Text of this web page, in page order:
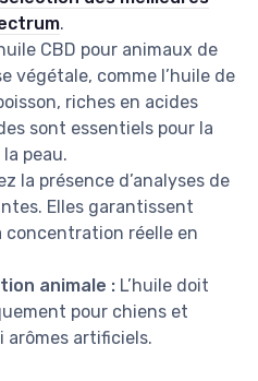
.
CBD pour animaux de
végétale, comme l’huile de
riches en acides
sont essentiels pour la
peau.
la présence d’analyses de
Elles garantissent
concentration réelle en
animale : L’huile doit
pour chiens et
artificiels.